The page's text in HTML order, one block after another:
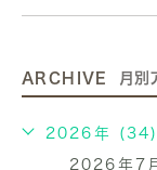
ARCHIVE 月別
2026年 (34)
2026年7